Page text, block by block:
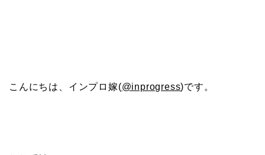
こんにちは、インプロ嫁(@inprogress)です。